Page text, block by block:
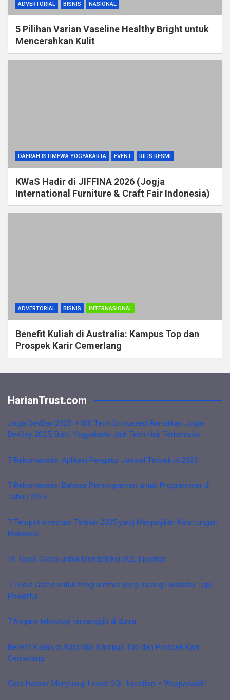
ADVERTORIAL BISNIS NASIONAL
5 Pilihan Varian Vaseline Healthy Bright untuk
Mencerahkan Kulit
DAERAH ISTIMEWA YOGYAKARTA EVENT RILIS RESMI
KWaS Hadir di JIFFINA 2026 (Jogja
International Furniture & Craft Fair Indonesia)
ADVERTORIAL BISNIS INTERNASIONAL
Benefit Kuliah di Australia: Kampus Top dan
Prospek Karir Cemerlang
HarianTrust.com
Jogja DevDay 2025: +400 Tech Enthusiast Ramaikan Jogja
DevDay 2025: Bukti Yogyakarta Jadi Tech Hub Terkemuka
7 Rekomendasi Aplikasi Pengatur Jadwal Terbaik di 2025
7 Rekomendasi Bahasa Pemrograman untuk Programmer di
Tahun 2025
7 Tempat Investasi Terbaik 2025 yang Menjanjikan Keuntungan
Maksimal
10 Tools Gratis untuk Mendeteksi SQL Injection
7 Tools Gratis untuk Programmer yang Jarang Diketahui Tapi
Powerful
7 Negara teknologi tercanggih di dunia
Benefit Kuliah di Australia: Kampus Top dan Prospek Karir
Cemerlang
Cara Hacker Menyusup Lewat SQL Injection – Waspadalah!